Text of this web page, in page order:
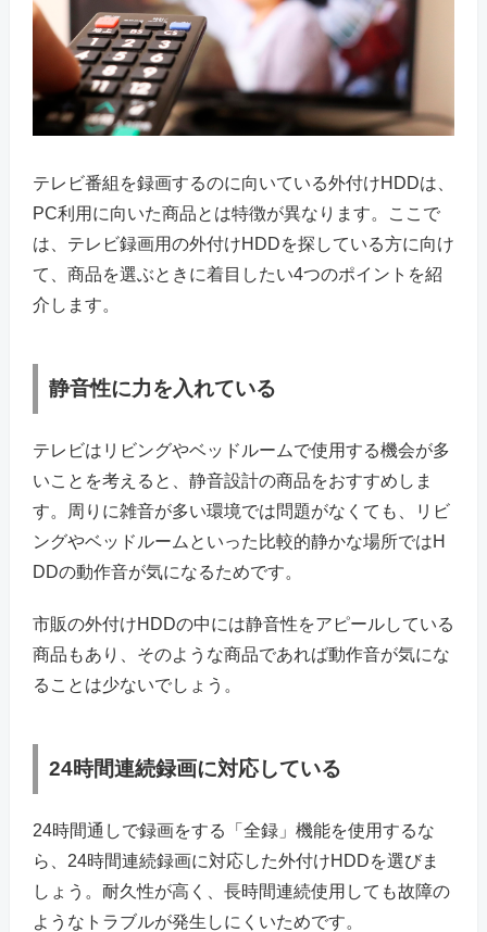
テレビ番組を録画するのに向いている外付けHDDは、
PC利用に向いた商品とは特徴が異なります。ここで
は、テレビ録画用の外付けHDDを探している方に向け
て、商品を選ぶときに着目したい4つのポイントを紹
介します。
静音性に力を入れている
テレビはリビングやベッドルームで使用する機会が多
いことを考えると、静音設計の商品をおすすめしま
す。周りに雑音が多い環境では問題がなくても、リビ
ングやベッドルームといった比較的静かな場所ではH
DDの動作音が気になるためです。
市販の外付けHDDの中には静音性をアピールしている
商品もあり、そのような商品であれば動作音が気にな
ることは少ないでしょう。
24時間連続録画に対応している
24時間通しで録画をする「全録」機能を使用するな
ら、24時間連続録画に対応した外付けHDDを選びま
しょう。耐久性が高く、長時間連続使用しても故障の
ようなトラブルが発生しにくいためです。